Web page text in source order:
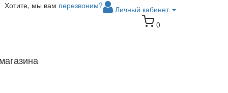
Личный кабинет
Хотите, мы вам перезвоним?
0